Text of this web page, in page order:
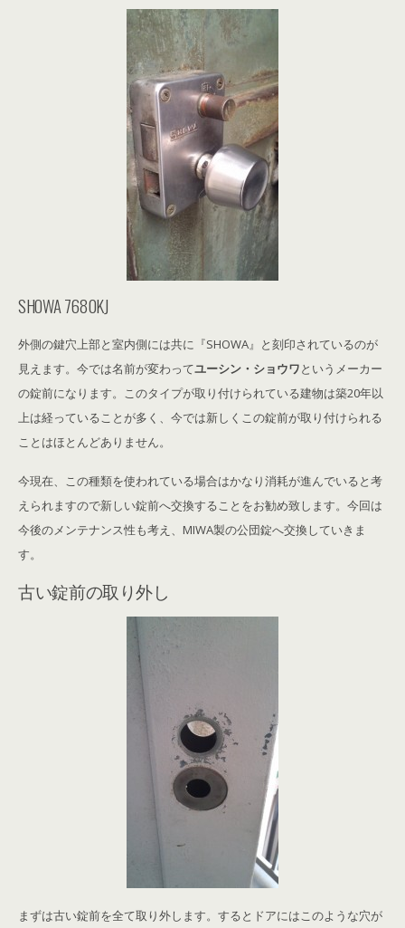
SHOWA 7680KJ
外側の鍵穴上部と室内側には共に『SHOWA』と刻印されているのが
見えます。今では名前が変わってユーシン・ショウワというメーカー
の錠前になります。このタイプが取り付けられている建物は築20年以
上は経っていることが多く、今では新しくこの錠前が取り付けられる
ことはほとんどありません。
今現在、この種類を使われている場合はかなり消耗が進んでいると考
えられますので新しい錠前へ交換することをお勧め致します。今回は
今後のメンテナンス性も考え、MIWA製の公団錠へ交換していきま
す。
古い錠前の取り外し
まずは古い錠前を全て取り外します。するとドアにはこのような穴が